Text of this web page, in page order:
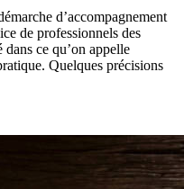
d’accompagnement
de professionnels des
dans ce qu’on appelle
Quelques précisions